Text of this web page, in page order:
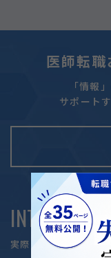
医師転
「情報
サポート
INTERVIEW
実際に転職した方々